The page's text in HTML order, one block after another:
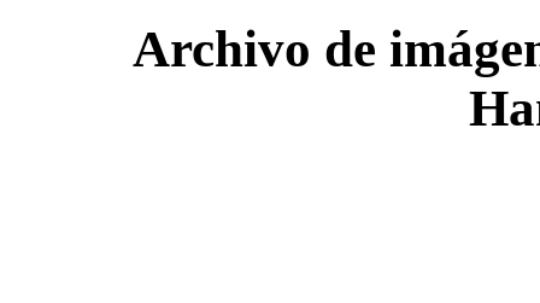
Archivo de